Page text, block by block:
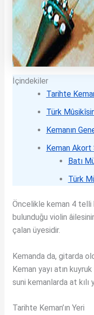
İçindekiler
Tarihte
Türk
Kemanın
Keman
Batı
Türk
Öncelikle keman 4 telli
bulunduğu violin
çalan üyesidir.
Kemanda da, gitarda
Keman yayı atın
suni kemanlarda at kılı
Tarihte Keman’ın Yeri